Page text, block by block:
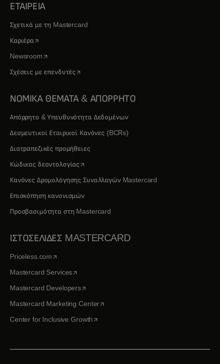
ΕΤΑΙΡΕΙΑ
Σχετικά με τη Mastercard
Καριέραopens in a new tab
Newsroomopens in a new tab
Σχέσεις με επενδυτέςopens in a new tab
ΝΟΜΙΚΑ ΘΕΜΑΤΑ & ΑΠΟΡΡΗΤΟ
Απόρρητο & Υπευθυνότητα Δεδομένων
Δεσμευτικοί Εταιρικοί Κανόνες (BCRs)
Διατραπεζικές προμήθειες
Κώδικας δεοντολογίαςopens in a new tab
Κανόνες Δρομολόγησης Συναλλαγών Mastercard
Επισκόπηση κανονισμών
Προσβασιμότητα στη Mastercard
ΙΣΤΟΣΕΛΙΔΕΣ MASTERCARD
Priceless.comopens in a new tab
Mastercard Servicesopens in a new tab
Mastercard Developersopens in a new tab
Mastercard Marketing Centeropens in a new tab
Center for Inclusive Growthopens in a new tab